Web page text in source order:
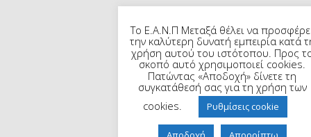
Το Ε.Α.Ν.Π Μεταξά θέλει να
την καλύτερη δυνατή εμπειρία κατά
χρήση αυτού του ιστότοπου. Προς
σκοπό αυτό χρησιμοποιεί cookies.
Πατώντας «Αποδοχή» δίνετε τη
συγκατάθεσή σας για τη χρήση των
cookies.
Ρυθμίσεις cookie